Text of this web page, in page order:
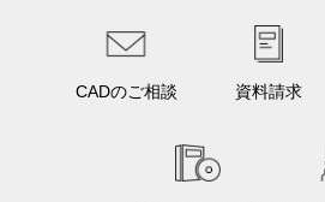
CADのご相談 資料請求